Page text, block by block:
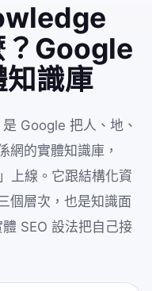
Google
知識庫
Google 把人、地、
網的實體知識庫，
上線。它跟結構化資
個層次，也是知識面
SEO 設法把自己接